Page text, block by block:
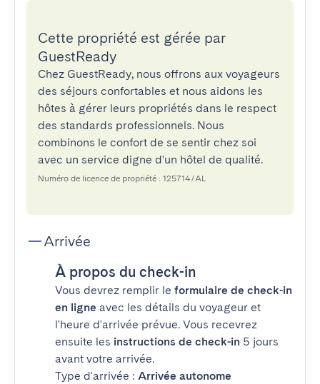
Cette propriété est gérée par
GuestReady
Chez GuestReady, nous offrons aux voyageurs
des séjours confortables et nous aidons les
hôtes à gérer leurs propriétés dans le respect
des standards professionnels. Nous
combinons le confort de se sentir chez soi
avec un service digne d'un hôtel de qualité.
Numéro de licence de propriété : 125714/AL
Arrivée
À propos du check-in
Vous devrez remplir le formulaire de check-in
en ligne avec les détails du voyageur et
l'heure d'arrivée prévue. Vous recevrez
ensuite les instructions de check-in 5 jours
avant votre arrivée.
Type d'arrivée : Arrivée autonome